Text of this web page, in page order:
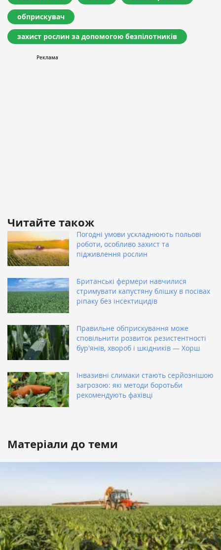
обприскувач
захист рослин за допомогою безпілотників
Читайте також
Погодні умови ускладнюють польові
роботи, особливо захист та
підживлення рослин
Британські фермери навчилися
стримувати капустяну блішку в посівах
ріпаку без інсектицидів
Правильне обприскування може
сповільнити розвиток резистентності
бур'янів, хвороб і шкідників — Хорш
Інвазивні слимаки стають серйознішою
загрозою: які методи боротьби
рекомендують фахівці
Матеріали до теми